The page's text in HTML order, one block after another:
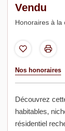
Vendu
Honoraires à la
Nos honoraires
Découvrez
habitables,
résidentiel